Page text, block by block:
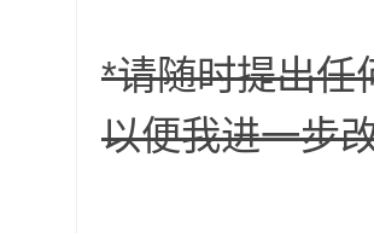
*请随时提出任
以便我进一步